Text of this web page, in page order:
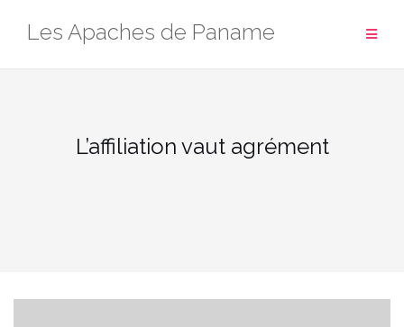
Les Apaches de Paname
L’affiliation vaut agrément